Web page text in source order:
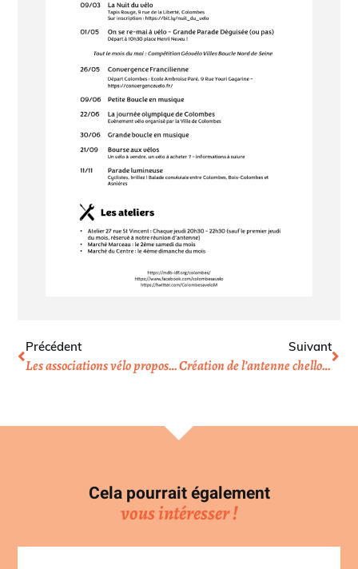
Précédent
Les associations vélo proposent une RD63 cyclable
Suivant
Création de l’antenne chelloise
Cela pourrait également
vous intéresser !